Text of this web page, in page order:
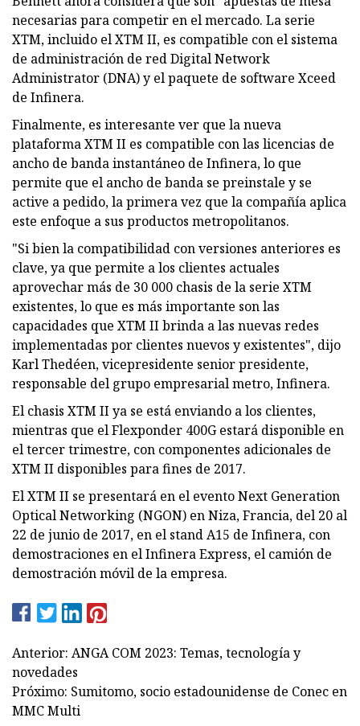
necesarias para competir en el mercado. La serie
XTM, incluido el XTM II, es compatible con el sistema
de administración de red Digital Network
Administrator (DNA) y el paquete de software Xceed
de Infinera.
Finalmente, es interesante ver que la nueva
plataforma XTM II es compatible con las licencias de
ancho de banda instantáneo de Infinera, lo que
permite que el ancho de banda se preinstale y se
active a pedido, la primera vez que la compañía aplica
este enfoque a sus productos metropolitanos.
"Si bien la compatibilidad con versiones anteriores es
clave, ya que permite a los clientes actuales
aprovechar más de 30 000 chasis de la serie XTM
existentes, lo que es más importante son las
capacidades que XTM II brinda a las nuevas redes
implementadas por clientes nuevos y existentes", dijo
Karl Thedéen, vicepresidente senior presidente,
responsable del grupo empresarial metro, Infinera.
El chasis XTM II ya se está enviando a los clientes,
mientras que el Flexponder 400G estará disponible en
el tercer trimestre, con componentes adicionales de
XTM II disponibles para fines de 2017.
El XTM II se presentará en el evento Next Generation
Optical Networking (NGON) en Niza, Francia, del 20 al
22 de junio de 2017, en el stand A15 de Infinera, con
demostraciones en el Infinera Express, el camión de
demostración móvil de la empresa.
Anterior: ANGA COM 2023: Temas, tecnología y
novedades
Próximo: Sumitomo, socio estadounidense de Conec en
MMC Multi